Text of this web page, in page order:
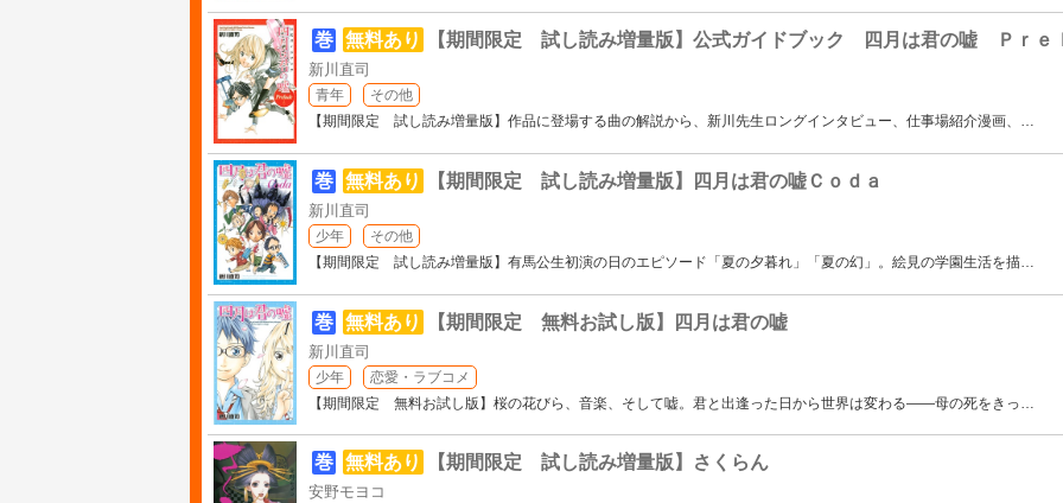
巻 無料あり 【期間限定 試し読み増量版】公式ガイドブック 四月は君の嘘 Ｐｒｅ
新川直司
青年
その他
【期間限定 試し読み増量版】作品に登場する曲の解説から、新川先生ロングインタビュー、仕事場紹介漫画、 …
巻 無料あり 【期間限定 試し読み増量版】四月は君の嘘Ｃｏｄａ
新川直司
少年
その他
【期間限定 試し読み増量版】有馬公生初演の日のエピソード「夏の夕暮れ」「夏の幻」。絵見の学園生活を描…
巻 無料あり 【期間限定 無料お試し版】四月は君の嘘
新川直司
少年
恋愛・ラブコメ
【期間限定 無料お試し版】桜の花びら、音楽、そして嘘。君と出逢った日から世界は変わる――母の死をきっ…
巻 無料あり 【期間限定 試し読み増量版】さくらん
安野モヨコ